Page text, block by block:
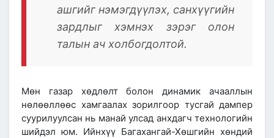
ашгийг нэмэгдүүлэх, санхүүгийн
зардлыг хэмнэх зэрэг олон
талын ач холбогдолтой.
Мөн газар хөдлөлт болон динамик ачааллын
нөлөөллөөс хамгаалах зорилгоор тусгай дампер
суурилуулсан нь манай улсад анхдагч технологийн
шийдэл юм. Ийнхүү Багахангай-Хөшгийн хөндий